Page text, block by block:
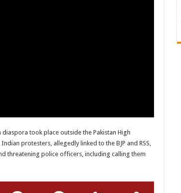
took place outside the Pakistan High
protesters, allegedly linked to the BJP and RSS,
threatening police officers, including calling them